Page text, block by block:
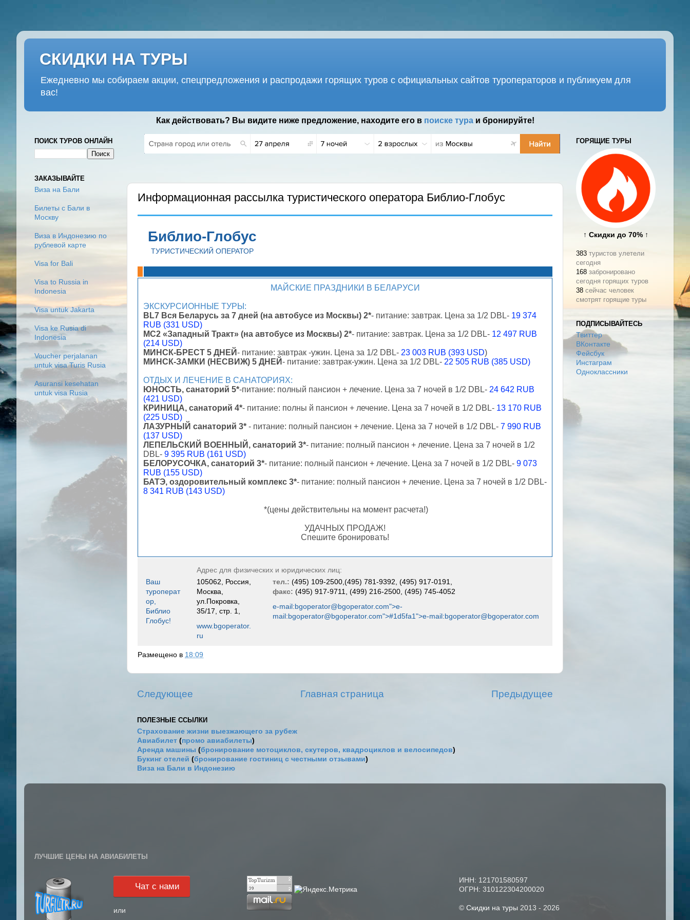
СКИДКИ НА ТУРЫ
Ежедневно мы собираем акции, спецпредложения и распродажи горящих туров с официальных сайтов туроператоров и публикуем для
вас!
Как действовать? Вы видите ниже предложение, находите его в поиске тураи бронируйте!
Информационная рассылка туристического оператора Библио-Глобус
Библио-Глобус
ТУРИСТИЧЕСКИЙ ОПЕРАТОР
МАЙСКИЕ ПРАЗДНИКИ В БЕЛАРУСИ
ЭКСКУРСИОННЫЕ ТУРЫ:
BL7 Вся Беларусь за 7 дней (на автобусе из Москвы) 2*- питание: завтрак. Цена за 1/2 DBL- 19 374
RUB (331 USD)
MС2 «Западный Тракт» (на автобусе из Москвы) 2*- питание: завтрак. Цена за 1/2 DBL- 12 497 RUB
(214 USD)
МИНСК-БРЕСТ 5 ДНЕЙ- питание: завтрак -ужин. Цена за 1/2 DBL- 23 003 RUB (393 USD)
МИНСК-ЗАМКИ (НЕСВИЖ) 5 ДНЕЙ- питание: завтрак-ужин. Цена за 1/2 DBL- 22 505 RUB (385 USD)
ОТДЫХ И ЛЕЧЕНИЕ В САНАТОРИЯХ:
ЮНОСТЬ, санаторий 5*-питание: полный пансион + лечение. Цена за 7 ночей в 1/2 DBL- 24 642 RUB
(421 USD)
КРИНИЦА, санаторий 4*- питание: полны й пансион + лечение. Цена за 7 ночей в 1/2 DBL- 13 170 RUB
(225 USD)
ЛАЗУРНЫЙ санаторий 3* - питание: полный пансион + лечение. Цена за 7 ночей в 1/2 DBL- 7 990 RUB
(137 USD)
ЛЕПЕЛЬСКИЙ ВОЕННЫЙ, санаторий 3*- питание: полный пансион + лечение. Цена за 7 ночей в 1/2
DBL- 9 395 RUB (161 USD)
БЕЛОРУСОЧКА, санаторий 3*- питание: полный пансион + лечение. Цена за 7 ночей в 1/2 DBL- 9 073
RUB (155 USD)
БАТЭ, оздоровительный комплекс 3*- питание: полный пансион + лечение. Цена за 7 ночей в 1/2 DBL-
8 341 RUB (143 USD)
*(цены действительны на момент расчета!)
УДАЧНЫХ ПРОДАЖ!
Спешите бронировать!
Адрес для физических и юридических лиц:
Ваш
туроперат
ор,
Библио
Глобус!
105062, Россия,
Москва,
ул.Покровка,
35/17, стр. 1,
www.bgoperator.
ru
тел.: (495) 109-2500,(495) 781-9392, (495) 917-0191,
факс: (495) 917-9711, (499) 216-2500, (495) 745-4052
e-mail:bgoperator@bgoperator.com">e-
mail:bgoperator@bgoperator.com">#1d5fa1">e-mail:bgoperator@bgoperator.com
Размещено в 18:09
Следующее Предыдущее
Главная страница
ПОЛЕЗНЫЕ ССЫЛКИ
Страхование жизни выезжающего за рубеж
Авиабилет (промо авиабилеты)
Аренда машины (бронирование мотоциклов, скутеров, квадроциклов и велосипедов)
Букинг отелей (бронирование гостиниц с честными отзывами)
Виза на Бали в Индонезию
ПОИСК ТУРОВ ОНЛАЙН
ЗАКАЗЫВАЙТЕ
Виза на Бали
Билеты с Бали в
Москву
Виза в Индонезию по
рублевой карте
Visa for Bali
Visa to Russia in
Indonesia
Visa untuk Jakarta
Visa ke Rusia di
Indonesia
Voucher perjalanan
untuk visa Turis Rusia
Asuransi kesehatan
untuk visa Rusia
ГОРЯЩИЕ ТУРЫ
↑ Скидки до 70% ↑
383 туристов улетели
сегодня
168 забронировано
сегодня горящих туров
38 сейчас человек
смотрят горящие туры
ПОДПИСЫВАЙТЕСЬ
Твиттер
ВКонтакте
Фейсбук
Инстаграм
Одноклассники
ЛУЧШИЕ ЦЕНЫ НА АВИАБИЛЕТЫ
Чат с нами
или
ИНН: 121701580597
ОГРН: 310122304200020
© Скидки на туры 2013 - 2026